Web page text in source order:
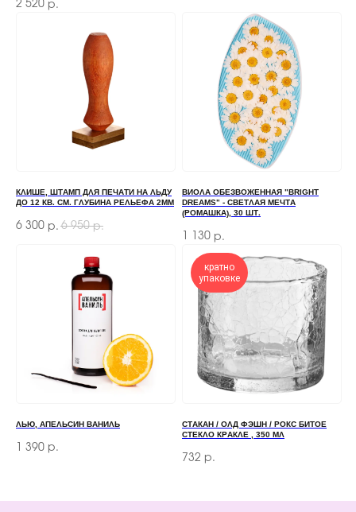
2 520 р.
КЛИШЕ, ШТАМП ДЛЯ ПЕЧАТИ НА ЛЬДУ
ДО 12 КВ. СМ. ГЛУБИНА РЕЛЬЕФА 2ММ
6 300 р. 6 950 р.
ВИОЛА ОБЕЗВОЖЕННАЯ "BRIGHT
DREAMS" - СВЕТЛАЯ МЕЧТА
(РОМАШКА), 30 ШТ.
1 130 р.
ЛЬЮ, АПЕЛЬСИН ВАНИЛЬ
1 390 р.
кратно
упаковке
СТАКАН / ОЛД ФЭШН / РОКС БИТОЕ
СТЕКЛО КРАКЛЕ , 350 МЛ
732 р.
Если у вас есть вопросы по ассортименту или
нужна консультация — оставьте свои контакты,
мы свяжемся с вами
конфиденциальности и обработки персональных данных
ЗАКАЗАТЬ ЗВОНОК
+7 (966) 077-55-50
ПЕРЕД ПОСЕЩЕНИЕМ ОФИСА, ПОЖАЛУЙСТА,